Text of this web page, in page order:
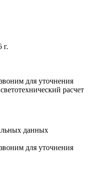
г.
для уточнения
расчет
данных
для уточнения